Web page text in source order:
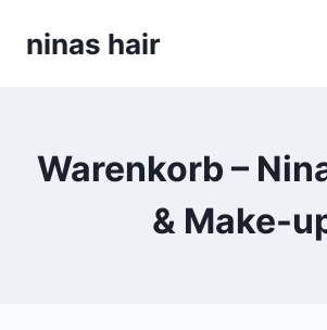
ninas hair
Warenkorb –
& Make-